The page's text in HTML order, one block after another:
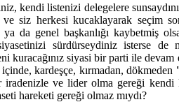
kendi listenizi delegelere
siz herkesi kucaklayarak seçim
da genel başkanlığı kaybetmiş
sürdürseydiniz isterse de
kuracağınız siyasi bir parti ile
kardeşçe, kırmadan, dökmeden
ve lider olma gereği kendi
hareketi gereği olmaz mıydı?